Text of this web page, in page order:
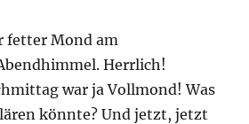
fetter Mond am
Herrlich!
war ja Vollmond! Was
könnte? Und jetzt, jetzt